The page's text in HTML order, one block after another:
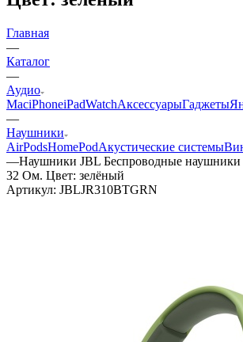
Главная
—
Каталог
—
Аудио
MaciPhoneiPadWatchАксессуарыГаджеты
—
Наушники
AirPodsHomePodАкустические системы
—Наушники JBL Беспроводные наушники
32 Ом. Цвет: зелёный
Артикул: JBLJR310BTGRN